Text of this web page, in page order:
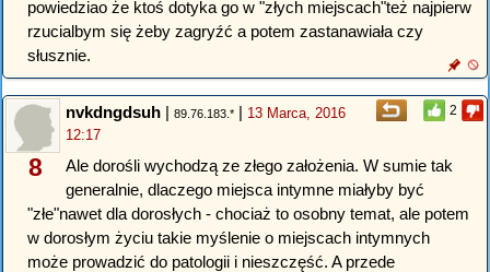
powiedziao że ktoś dotyka go w "złych miejscach"też najpierw
rzucialbym się żeby zagryźć a potem zastanawiała czy
słusznie.
2
8
nvkdngdsuh | 89.76.183.* | 13 Marca, 2016
12:17
Ale dorośli wychodzą ze złego założenia. W sumie tak
generalnie, dlaczego miejsca intymne miałyby być
"złe"nawet dla dorosłych - chociaż to osobny temat, ale potem
w dorosłym życiu takie myślenie o miejscach intymnych
może prowadzić do patologii i nieszczęść. A przede